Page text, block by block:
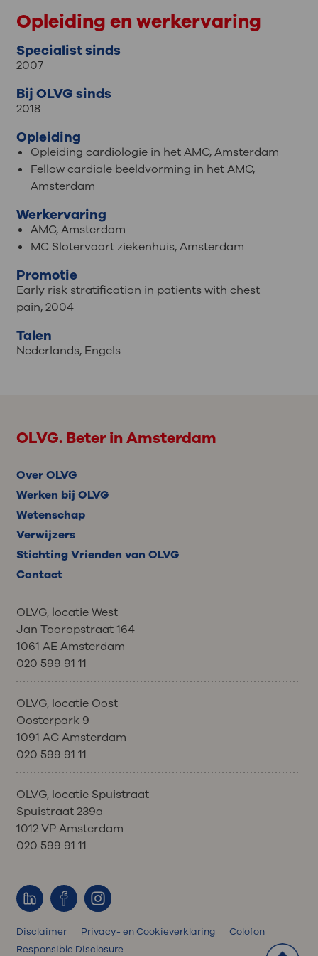
Opleiding en werkervaring
Specialist sinds
2007
Bij OLVG sinds
2018
Opleiding
Opleiding cardiologie in het AMC, Amsterdam
Fellow cardiale beeldvorming in het AMC,
Amsterdam
Werkervaring
AMC, Amsterdam
MC Slotervaart ziekenhuis, Amsterdam
Promotie
Early risk stratification in patients with chest
pain, 2004
Talen
Nederlands,Engels
OLVG. Beter in Amsterdam
Over OLVG
Werken bij OLVG
Wetenschap
Verwijzers
Stichting Vrienden van OLVG
Contact
OLVG, locatie West
Jan Tooropstraat 164
1061 AE Amsterdam
020 599 91 11
OLVG, locatie Oost
Oosterpark 9
1091 AC Amsterdam
020 599 91 11
OLVG, locatie Spuistraat
Spuistraat 239a
1012 VP Amsterdam
020 599 91 11
Disclaimer Privacy- en Cookieverklaring
Colofon
Responsible Disclosure